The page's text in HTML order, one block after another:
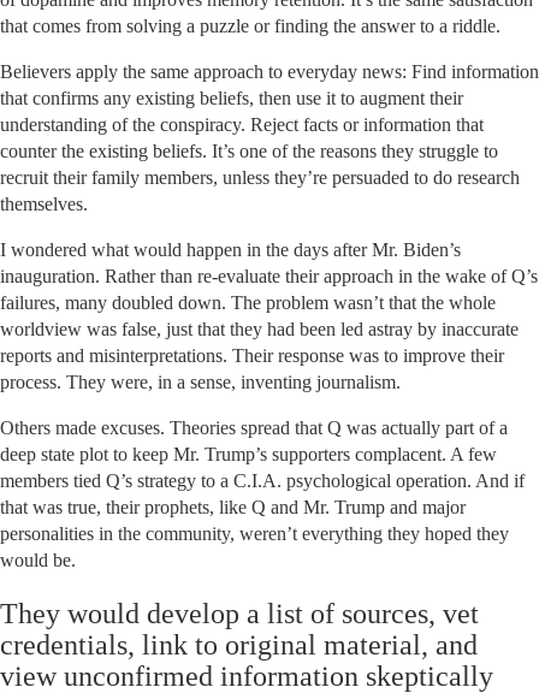
that comes from solving a puzzle or finding the answer to a riddle.
Believers apply the same approach to everyday news: Find information
that confirms any existing beliefs, then use it to augment their
understanding of the conspiracy. Reject facts or information that
counter the existing beliefs. It’s one of the reasons they struggle to
recruit their family members, unless they’re persuaded to do research
themselves.
I wondered what would happen in the days after Mr. Biden’s
inauguration. Rather than re-evaluate their approach in the wake of Q’s
failures, many doubled down. The problem wasn’t that the whole
worldview was false, just that they had been led astray by inaccurate
reports and misinterpretations. Their response was to improve their
process. They were, in a sense, inventing journalism.
Others made excuses. Theories spread that Q was actually part of a
deep state plot to keep Mr. Trump’s supporters complacent. A few
members tied Q’s strategy to a C.I.A. psychological operation. And if
that was true, their prophets, like Q and Mr. Trump and major
personalities in the community, weren’t everything they hoped they
would be.
They would develop a list of sources, vet
credentials, link to original material, and
view unconfirmed information skeptically